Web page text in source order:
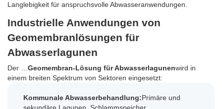
Langlebigkeit für anspruchsvolle Abwasseranwendungen.
Industrielle Anwendungen von
Geomembranlösungen für
Abwasserlagunen
Der … Geomembran-Lösung für Abwasserlagunenwird in
einem breiten Spektrum von Sektoren eingesetzt:
Kommunale Abwasserbehandlung:Primäre und